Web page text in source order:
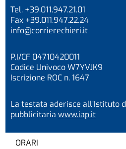
Tel. +39.011.947.21.01
Fax +39.011.947.22.24
info@corrierechieri.it
P.I/CF 04710420011
Codice Univoco W7YVJK9
Iscrizione ROC n. 1647
La testata aderisce all’Istituto
pubblicitariawww.iap.it
ORARI